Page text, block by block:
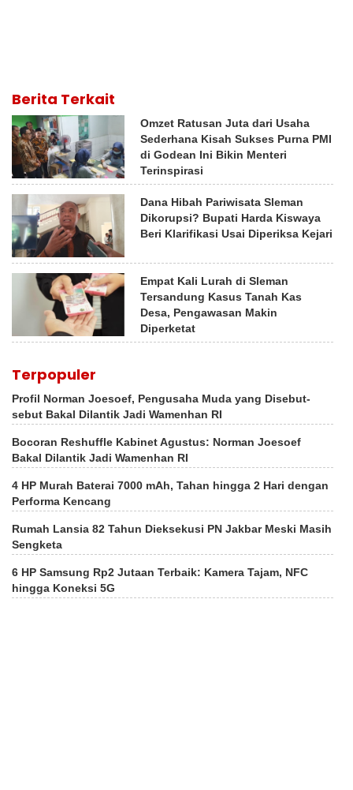
Berita Terkait
Omzet Ratusan Juta dari Usaha
Sederhana Kisah Sukses Purna PMI
di Godean Ini Bikin Menteri
Terinspirasi
Dana Hibah Pariwisata Sleman
Dikorupsi? Bupati Harda Kiswaya
Beri Klarifikasi Usai Diperiksa Kejari
Empat Kali Lurah di Sleman
Tersandung Kasus Tanah Kas
Desa, Pengawasan Makin
Diperketat
Terpopuler
Profil Norman Joesoef, Pengusaha Muda yang Disebut-
sebut Bakal Dilantik Jadi Wamenhan RI
Bocoran Reshuffle Kabinet Agustus: Norman Joesoef
Bakal Dilantik Jadi Wamenhan RI
4 HP Murah Baterai 7000 mAh, Tahan hingga 2 Hari dengan
Performa Kencang
Rumah Lansia 82 Tahun Dieksekusi PN Jakbar Meski Masih
Sengketa
6 HP Samsung Rp2 Jutaan Terbaik: Kamera Tajam, NFC
hingga Koneksi 5G